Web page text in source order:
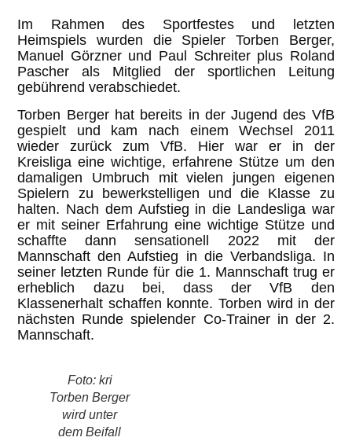
Im Rahmen des Sportfestes und letzten
Heimspiels wurden die Spieler Torben Berger,
Manuel Görzner und Paul Schreiter plus Roland
Pascher als Mitglied der sportlichen Leitung
gebührend verabschiedet.
Torben Berger hat bereits in der Jugend des VfB
gespielt und kam nach einem Wechsel 2011
wieder zurück zum VfB. Hier war er in der
Kreisliga eine wichtige, erfahrene Stütze um den
damaligen Umbruch mit vielen jungen eigenen
Spielern zu bewerkstelligen und die Klasse zu
halten. Nach dem Aufstieg in die Landesliga war
er mit seiner Erfahrung eine wichtige Stütze und
schaffte dann sensationell 2022 mit der
Mannschaft den Aufstieg in die Verbandsliga. In
seiner letzten Runde für die 1. Mannschaft trug er
erheblich dazu bei, dass der VfB den
Klassenerhalt schaffen konnte. Torben wird in der
nächsten Runde spielender Co-Trainer in der 2.
Mannschaft.
Foto: kri
Torben Berger
wird unter
dem Beifall